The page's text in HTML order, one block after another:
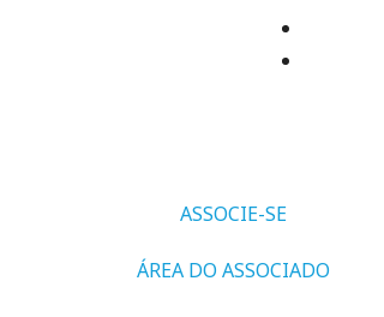
ASSOCIE-SE
ÁREA DO ASSOCIADO